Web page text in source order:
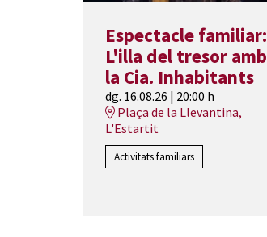
Espectacle familiar:
L'illa del tresor amb
la Cia. Inhabitants
dg. 16.08.26 | 20:00 h
Plaça de la Llevantina,
L'Estartit
Activitats familiars